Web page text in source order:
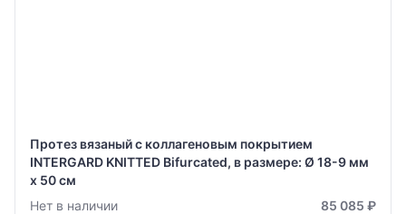
Протез вязаный с коллагеновым покрытием
INTERGARD KNITTED Bifurcated, в размере: Ø 18-9 мм
х 50 см
Нет в наличии
85 085 ₽